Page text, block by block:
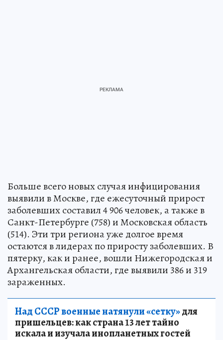
Больше всего новых случая инфицирования
выявили в Москве, где ежесуточный прирост
заболевших составил 4 906 человек, а также в
Санкт-Петербурге (758) и Московская область
(514). Эти три региона уже долгое время
остаются в лидерах по приросту заболевших. В
пятерку, как и ранее, вошли Нижегородская и
Архангельская области, где выявили 386 и 319
зараженных.
Над СССР военные натянули «сетку»для
пришельцев: как страна 13 лет тайно
искала и изучала инопланетных гостей